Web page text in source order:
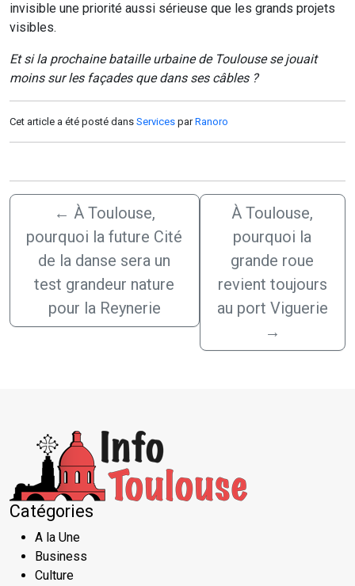
invisible une priorité aussi sérieuse que les grands projets
visibles.
Et si la prochaine bataille urbaine de Toulouse se jouait
moins sur les façades que dans ses câbles ?
Cet article a été posté dans Services parRanoro
← À Toulouse,
pourquoi la future Cité
de la danse sera un
test grandeur nature
pour la Reynerie
À Toulouse,
pourquoi la
grande roue
revient toujours
au port Viguerie
→
Catégories
A la Une
Business
Culture